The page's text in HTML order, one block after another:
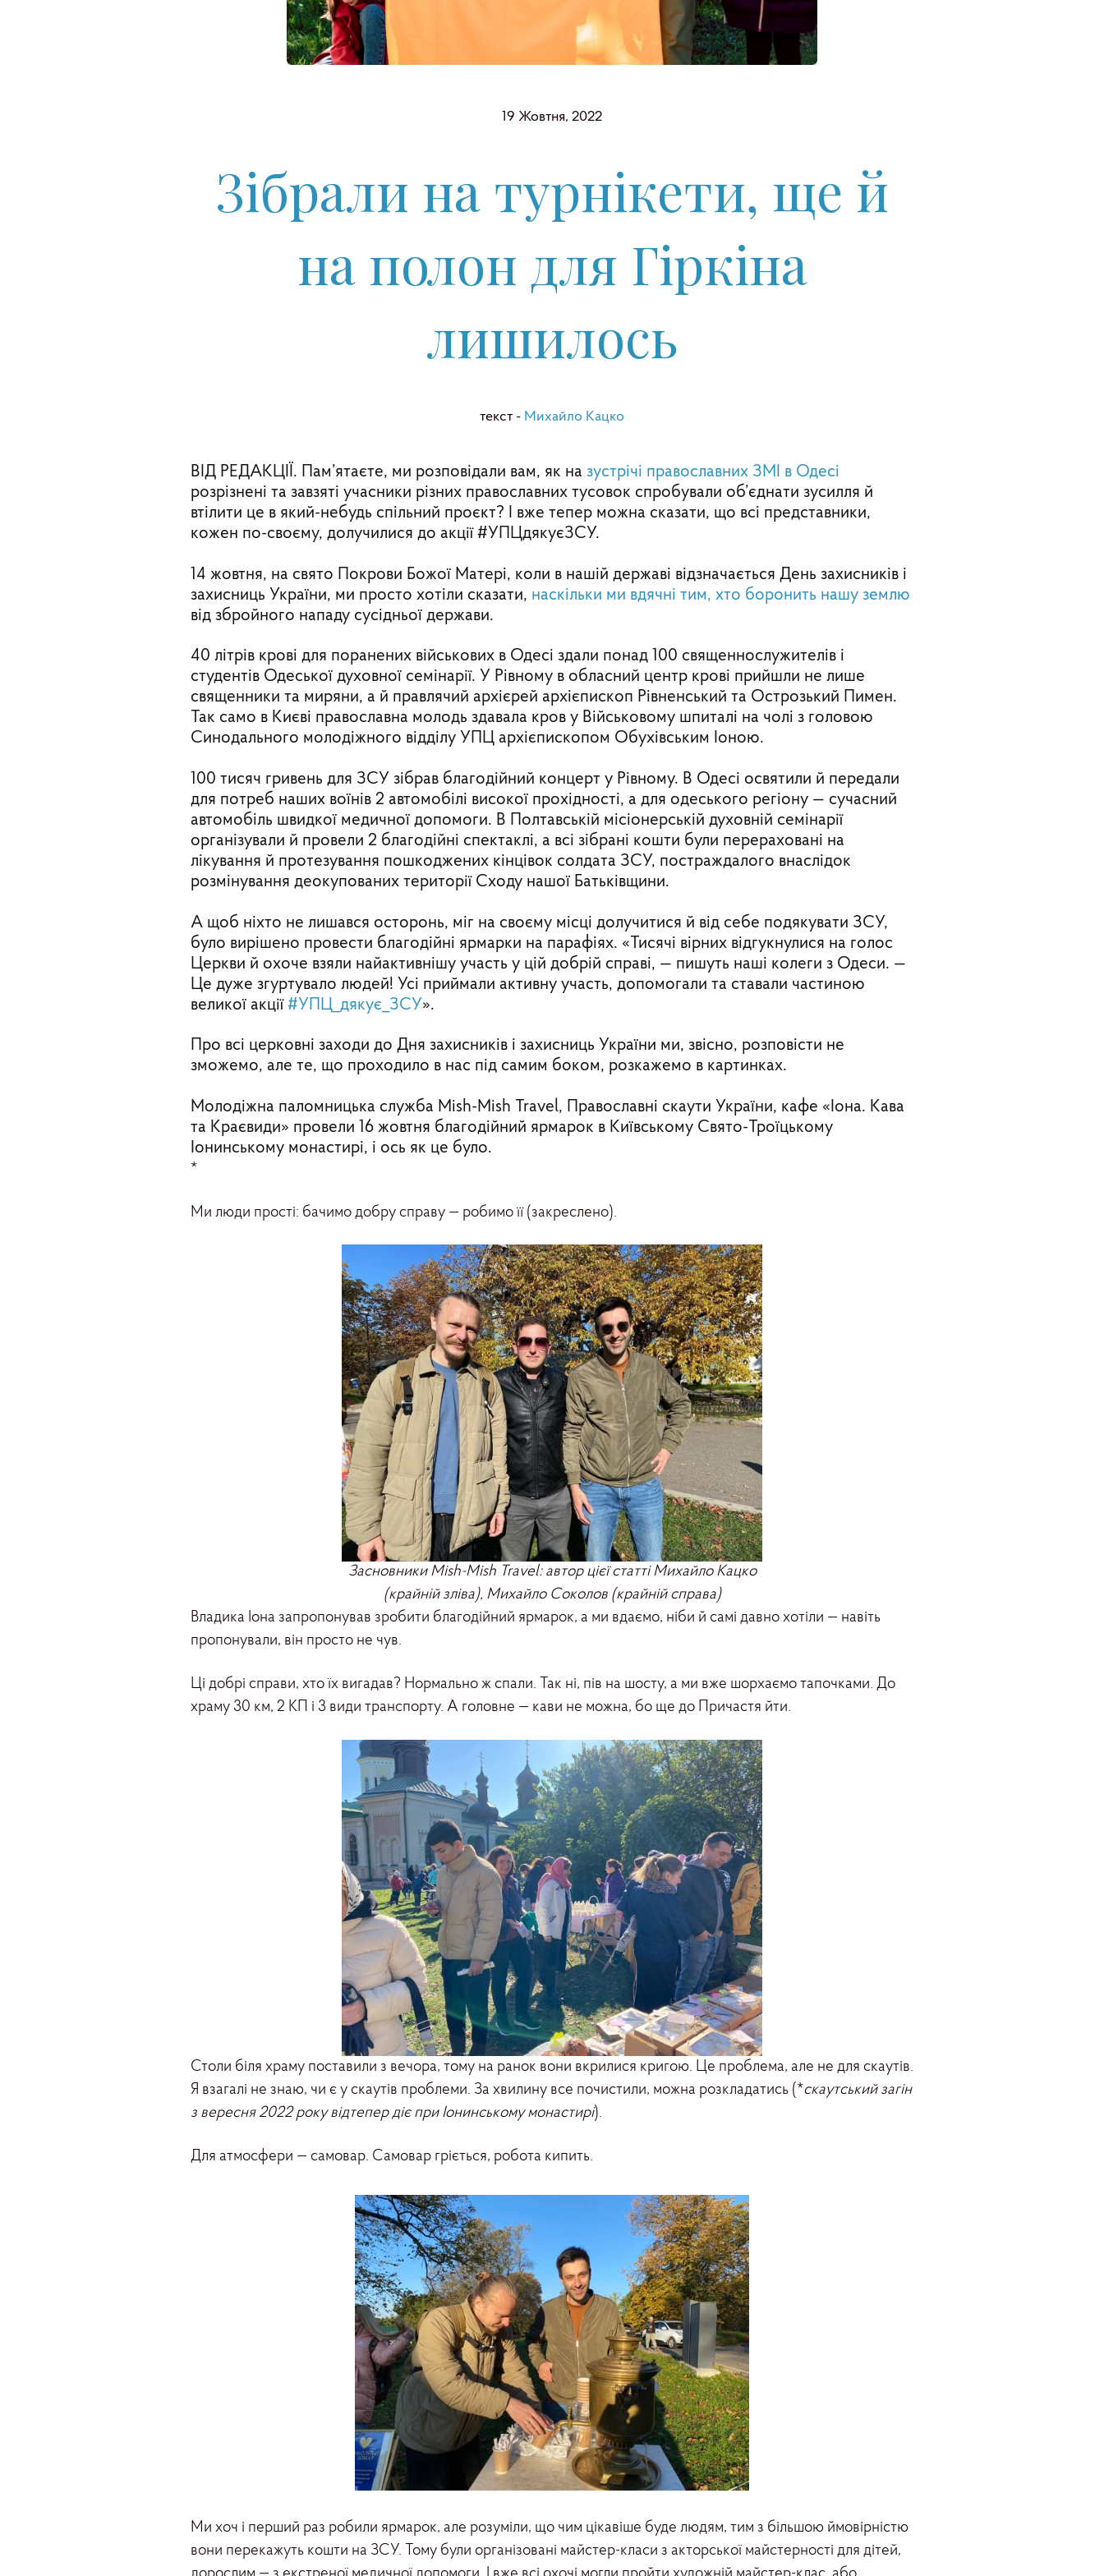
19 Жовтня, 2022
Зібрали на турнікети, ще й
на полон для Гіркіна
лишилось
текст - Михайло Кацко
ВІД РЕДАКЦІЇ. Пам’ятаєте, ми розповідали вам, як на зустрічі православних ЗМІ в Одесі
розрізнені та завзяті учасники різних православних тусовок спробували об’єднати зусилля й
втілити це в який-небудь спільний проєкт? І вже тепер можна сказати, що всі представники,
кожен по-своєму, долучилися до акції #УПЦдякуєЗСУ.
14 жовтня, на свято Покрови Божої Матері, коли в нашій державі відзначається День захисників і
захисниць України, ми просто хотіли сказати, наскільки ми вдячні тим, хто боронить нашу землю
від збройного нападу сусідньої держави.
40 літрів крові для поранених військових в Одесі здали понад 100 священнослужителів і
студентів Одеської духовної семінарії. У Рівному в обласний центр крові прийшли не лише
священники та миряни, а й правлячий архієрей архієпископ Рівненський та Острозький Пимен.
Так само в Києві православна молодь здавала кров у Військовому шпиталі на чолі з головою
Синодального молодіжного відділу УПЦ архієпископом Обухівським Іоною.
100 тисяч гривень для ЗСУ зібрав благодійний концерт у Рівному. В Одесі освятили й передали
для потреб наших воїнів 2 автомобілі високої прохідності, а для одеського регіону — сучасний
автомобіль швидкої медичної допомоги. В Полтавській місіонерській духовній семінарії
організували й провели 2 благодійні спектаклі, а всі зібрані кошти були перераховані на
лікування й протезування пошкоджених кінцівок солдата ЗСУ, постраждалого внаслідок
розмінування деокупованих території Сходу нашої Батьківщини.
А щоб ніхто не лишався осторонь, міг на своєму місці долучитися й від себе подякувати ЗСУ,
було вирішено провести благодійні ярмарки на парафіях. «Тисячі вірних відгукнулися на голос
Церкви й охоче взяли найактивнішу участь у цій добрій справі, — пишуть наші колеги з Одеси. —
Це дуже згуртувало людей! Усі приймали активну участь, допомогали та ставали частиною
великої акції#УПЦ_дякує_ЗСУ».
Про всі церковні заходи до Дня захисників і захисниць України ми, звісно, розповісти не
зможемо, але те, що проходило в нас під самим боком, розкажемо в картинках.
Молодіжна паломницька служба Mish-Mish Travel, Православні скаути України, кафе «Іона. Кава
та Краєвиди» провели 16 жовтня благодійний ярмарок в Київському Свято-Троїцькому
Іонинському монастирі, і ось як це було.
*
Ми люди прості: бачимо добру справу — робимо її (закреслено).
Засновники Mish-Mish Travel: автор цієї статті Михайло Кацко
(крайній зліва), Михайло Соколов (крайній справа)
Владика Іона запропонував зробити благодійний ярмарок, а ми вдаємо, ніби й самі давно хотіли — навіть
пропонували, він просто не чув.
Ці добрі справи, хто їх вигадав? Нормально ж спали. Так ні, пів на шосту, а ми вже шорхаємо тапочками. До
храму 30 км, 2 КП і 3 види транспорту. А головне — кави не можна, бо ще до Причастя йти.
Столи біля храму поставили з вечора, тому на ранок вони вкрилися кригою. Це проблема, але не для скаутів.
Я взагалі не знаю, чи є у скаутів проблеми. За хвилину все почистили, можна розкладатись (*скаутський загін
з вересня 2022 року відтепер діє при Іонинському монастирі).
Для атмосфери — самовар. Самовар гріється, робота кипить.
Ми хоч і перший раз робили ярмарок, але розуміли, що чим цікавіше буде людям, тим з більшою ймовірністю
вони перекажуть кошти на ЗСУ. Тому були організовані майстер-класи з акторської майстерності для дітей,